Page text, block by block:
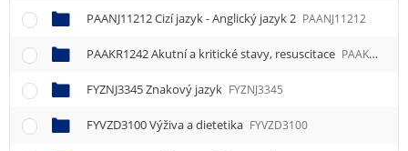
PAANJ11212 Cizí jazyk - Anglický jazyk 2 PAANJ11212
PAAKR1242 Akutní a kritické stavy, resuscitace PAAKR1242
FYZNJ3345 Znakový jazyk FYZNJ3345
FYVZD3100 Výživa a dietetika FYVZD3100